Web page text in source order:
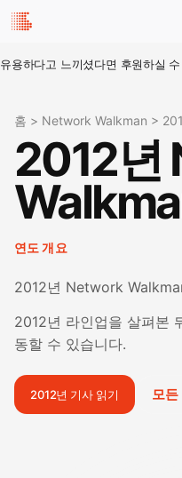
유용하다고 느끼셨다면 후원하실
홈 > Network Walkman >
2012년
연도 개요
2012년 Network
2012년 라인업을 살펴본
동할 수 있습니다.
2012년 기사 읽기 모